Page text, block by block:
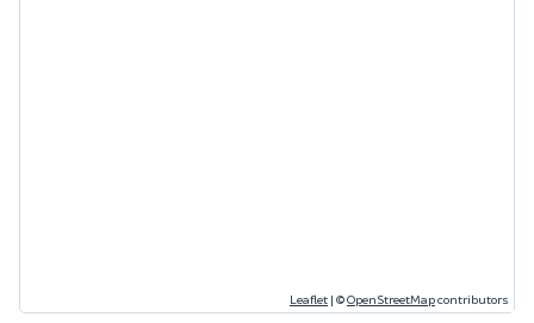
Leaflet | ©OpenStreetMapcontributors